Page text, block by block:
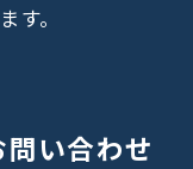
す。
問い合わせ